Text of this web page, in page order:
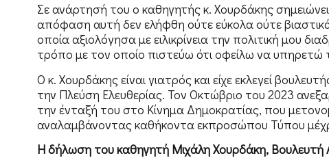
Σε ανάρτησή του ο καθηγητής κ. Χουρδάκης
απόφαση αυτή δεν ελήφθη ούτε εύκολα ούτε
οποία αξιολόγησα με ειλικρίνεια την πολιτική μου
τρόπο με τον οποίο πιστεύω ότι οφείλω να υπηρετώ
Ο κ. Χουρδάκης είναι γιατρός και είχε εκλεγεί
την Πλεύση Ελευθερίας. Τον Οκτώβριο του 2023
την ένταξή του στο Κίνημα Δημοκρατίας, που
αναλαμβάνοντας καθήκοντα εκπροσώπου Τύπου
Η δήλωση του καθηγητή Μιχάλη Χουρδάκη, Βουλευτή